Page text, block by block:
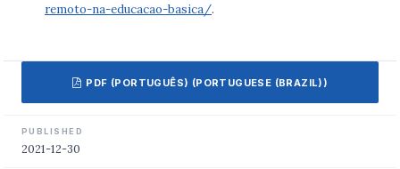
remoto-na-educacao-basica/.
PDF (PORTUGUÊS) (PORTUGUESE (BRAZIL))
PUBLISHED
2021-12-30